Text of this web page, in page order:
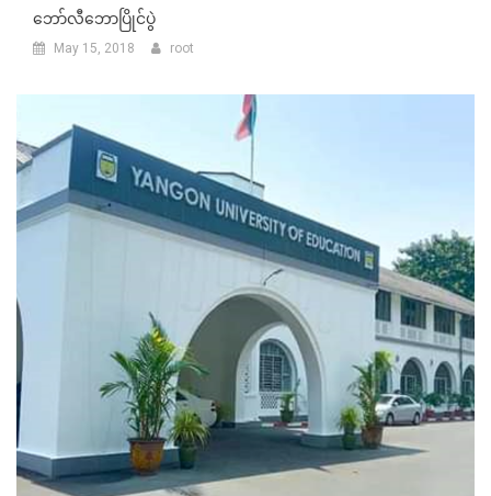
ဘော်လီဘောပြိုင်ပွဲ
May 15, 2018 root